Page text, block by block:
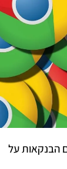
הבנקאות על